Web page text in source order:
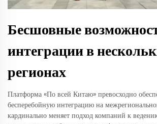
Бесшовные
интеграции в
регионах
Платформа «По всей Китаю» превосходно
бесперебойную интеграцию на
кардинально меняет подход компаний к